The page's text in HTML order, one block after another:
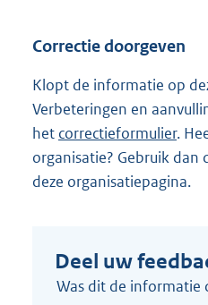
k
:
Correctie doorgeven
Klopt de informatie op
Verbeteringen en
het correctieformulier.
organisatie? Gebruik dan
deze organisatiepagina.
Deel uw
Was dit de informatie